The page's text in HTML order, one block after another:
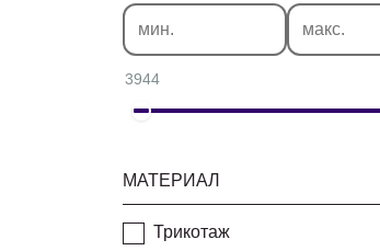
3944
МАТЕРИАЛ
Трикотаж